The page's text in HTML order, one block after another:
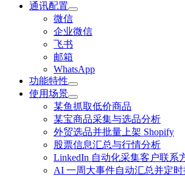
通讯配置
微信
企业微信
飞书
邮箱
WhatsApp
功能特性
使用场景
某鱼抓取低价商品
某宝商品采集与选品分析
外贸选品并批量上架 Shopify
股票信息汇总与行情分析
LinkedIn 自动化采集客户联系
AI 一周大事件自动汇总并定时